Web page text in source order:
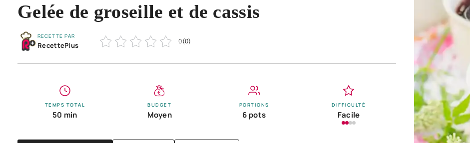
Gelée de groseille et de cassis
RECETTE PAR
RecettePlus 0(0)
TEMPS TOTAL
50 min
BUDGET
Moyen
PORTIONS
6 pots
DIFFICULTÉ
Facile